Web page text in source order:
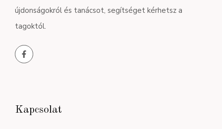
újdonságokról és tanácsot, segítséget kérhetsz a
tagoktól.
Kapcsolat